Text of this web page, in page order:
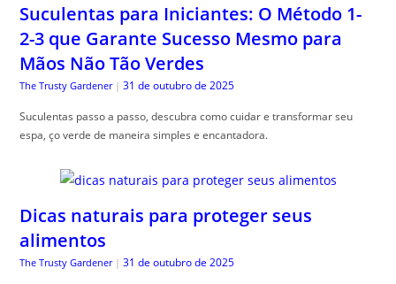
Suculentas para Iniciantes: O Método 1-
2-3 que Garante Sucesso Mesmo para
Mãos Não Tão Verdes
The Trusty Gardener | 31 de outubro de 2025
Suculentas passo a passo, descubra como cuidar e transformar seu
espa, ço verde de maneira simples e encantadora.
Dicas naturais para proteger seus
alimentos
The Trusty Gardener | 31 de outubro de 2025